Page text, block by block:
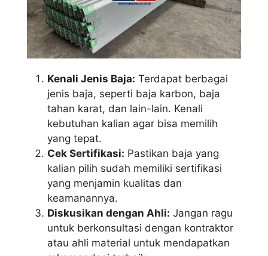
Kenali Jenis Baja: Terdapat berbagai
jenis baja, seperti baja karbon, baja
tahan karat, dan lain-lain. Kenali
kebutuhan kalian agar bisa memilih
yang tepat.
Cek Sertifikasi: Pastikan baja yang
kalian pilih sudah memiliki sertifikasi
yang menjamin kualitas dan
keamanannya.
Diskusikan dengan Ahli: Jangan ragu
untuk berkonsultasi dengan kontraktor
atau ahli material untuk mendapatkan